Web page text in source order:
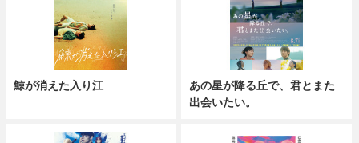
鯨が消えた入り江
あの星が降る丘で、君とまた
出会いたい。